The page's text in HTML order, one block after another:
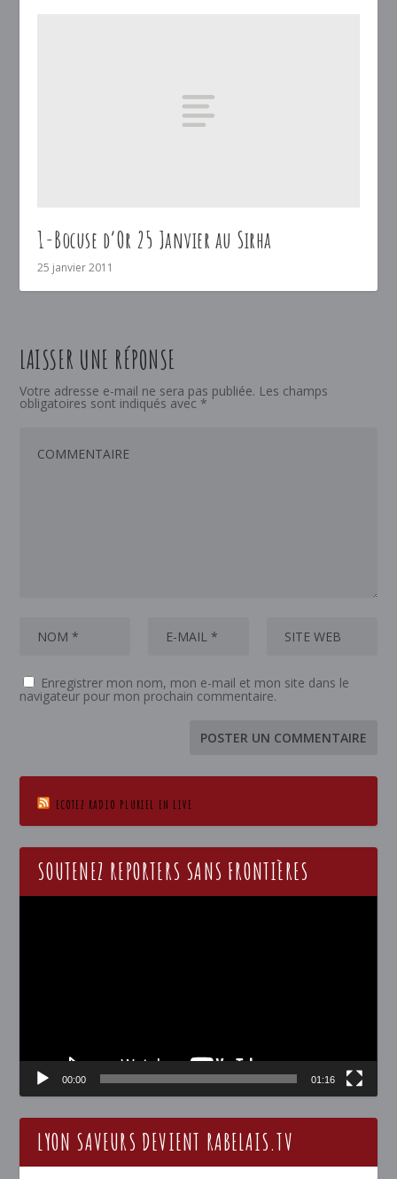
1-Bocuse d’Or 25 Janvier au Sirha
25 janvier 2011
LAISSER UNE RÉPONSE
Votre adresse e-mail ne sera pas publiée. Les champs
obligatoires sont indiqués avec *
Enregistrer mon nom, mon e-mail et mon site dans le
navigateur pour mon prochain commentaire.
ECOTEZ RADIO PLURIEL EN LIVE
SOUTENEZ REPORTERS SANS FRONTIÈRES
00:00 01:16
LYON SAVEURS DEVIENT RABELAIS.TV